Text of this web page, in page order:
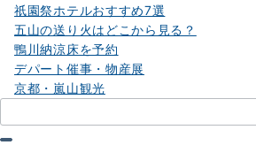
祇園祭ホテルおすすめ7選
五山の送り火はどこから見る？
鴨川納涼床を予約
デパート催事・物産展
京都・嵐山観光
索：